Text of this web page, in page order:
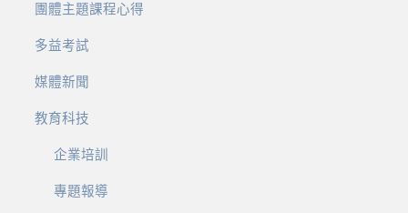
團體主題課程心得
多益考試
媒體新聞
教育科技
企業培訓
專題報導